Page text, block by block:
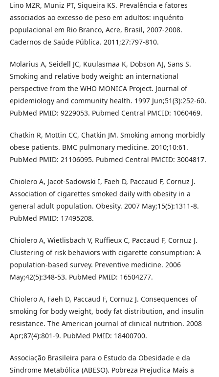
Lino MZR, Muniz PT, Siqueira KS. Prevalência e fatores
associados ao excesso de peso em adultos: inquérito
populacional em Rio Branco, Acre, Brasil, 2007-2008.
Cadernos de Saúde Pública. 2011;27:797-810.
Molarius A, Seidell JC, Kuulasmaa K, Dobson AJ, Sans S.
Smoking and relative body weight: an international
perspective from the WHO MONICA Project. Journal of
epidemiology and community health. 1997 Jun;51(3):252-60.
PubMed PMID: 9229053. Pubmed Central PMCID: 1060469.
Chatkin R, Mottin CC, Chatkin JM. Smoking among morbidly
obese patients. BMC pulmonary medicine. 2010;10:61.
PubMed PMID: 21106095. Pubmed Central PMCID: 3004817.
Chiolero A, Jacot-Sadowski I, Faeh D, Paccaud F, Cornuz J.
Association of cigarettes smoked daily with obesity in a
general adult population. Obesity. 2007 May;15(5):1311-8.
PubMed PMID: 17495208.
Chiolero A, Wietlisbach V, Ruffieux C, Paccaud F, Cornuz J.
Clustering of risk behaviors with cigarette consumption: A
population-based survey. Preventive medicine. 2006
May;42(5):348-53. PubMed PMID: 16504277.
Chiolero A, Faeh D, Paccaud F, Cornuz J. Consequences of
smoking for body weight, body fat distribution, and insulin
resistance. The American journal of clinical nutrition. 2008
Apr;87(4):801-9. PubMed PMID: 18400700.
Associação Brasileira para o Estudo da Obesidade e da
Síndrome Metabólica (ABESO). Pobreza Prejudica Mais a